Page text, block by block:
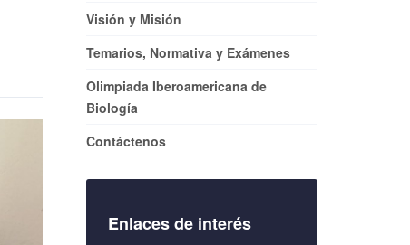
Visión y Misión
Temarios, Normativa y Exámenes
Olimpiada Iberoamericana de
Biología
Contáctenos
Enlaces de interés